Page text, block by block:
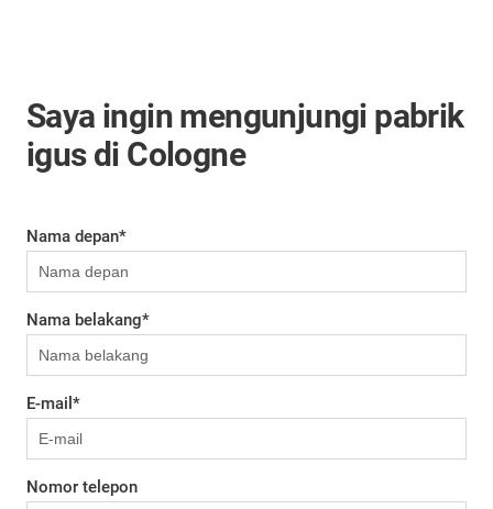
Saya ingin mengunjungi pabrik
igus di Cologne
Nama depan*
Nama belakang*
E-mail *
Nomor telepon